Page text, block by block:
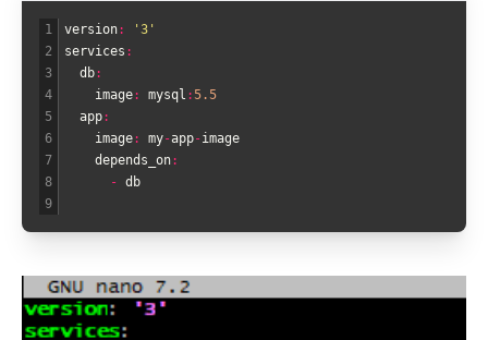
1
2
3
4
5
6
7
8
9
version:
'3'
services :
db:
image: mysql :5.5
app:
image: my-app-image
depends_on:
- db